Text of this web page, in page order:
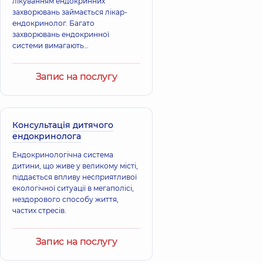
Репродуктолог,28
років досвіду
Ярова Ірина
Лікар з
діагностики,24
Троц Людмила
Павлівна
Акушер-гінеколог;
Лікар з
ультразвукової
діагностики,
39
років досвіду
Зіновіївна
захворювань займається лікар-
ендокринолог. Багато
захворювань ендокринної
системи вимагають
обраної схеми лікування.
Запис на послугу
Консультація дитячого
ендокринолога
Ендокринологічна система
дитини, що живе у великому місті,
піддається впливу несприятливої ​​
екологічної ситуації в мегаполісі,
нездорового способу життя,
частих стресів.
Запис на послугу